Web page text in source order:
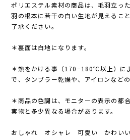
ポリエステル素材の商品は、毛羽立っ
羽の根本に若干の白い生地が見えるこ
了承ください。
＊裏面は白地になります。
＊熱をかける事（170−180℃以上）に
で、タンブラー乾燥や、アイロンなど
＊商品の色調は、モニターの表示の都
実物と多少異なる場合があります。
おしゃれ オシャレ 可愛い かわい